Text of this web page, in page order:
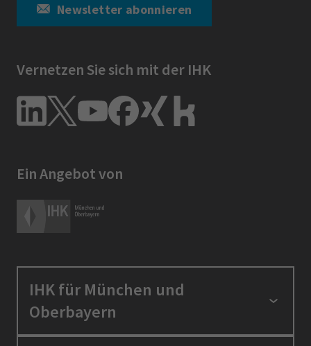
Newsletter abonnieren
Vernetzen Sie sich mit der IHK
Ein Angebot von
IHK für München und
Oberbayern